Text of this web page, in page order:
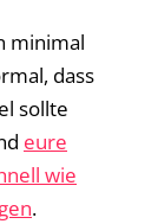
minimal
dass
sollte
eure
wie
.